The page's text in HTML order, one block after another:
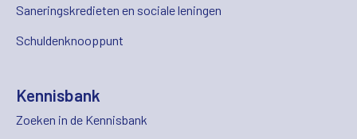
Saneringskredieten en sociale leningen
Schuldenknooppunt
Kennisbank
Zoeken in de Kennisbank